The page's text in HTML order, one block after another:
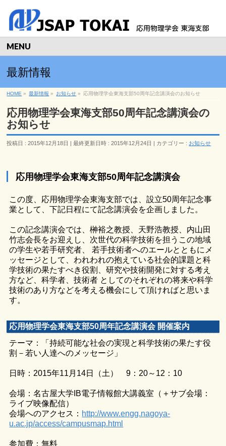
MENU
最新情報
HOME » 最新情報 » お知らせ » 応用物理学会東海支部50周年記念講演会のお知らせ
応用物理学会東海支部50周年記念講演会の
お知らせ
投稿日 : 2015年12月18日 最終更新日時 : 2015年12月24日 カテゴリー : お知らせ
応用物理学会東海支部50周年記念講演会
この度、応用物理学会東海支部では、設立50周年記念事
業として、下記日程にて記念講演会を企画しました。
この記念講演会では、榊裕之教授、天野浩教授、内山田
竹志会長をお迎えし、次世代の科学技術を担うこの地域
の学生や若手研究者、 若手技術者へのエールとともにメ
ッセージとして、われわれの抱えている社会的課題と科
学技術の果たすべき役割、研究や技術開発に対する考え
方など、科学者、技術者 としてのそれぞれの将来や科学
技術のあり方などを考える機会にして頂ければと思いま
す。
応用物理学会東海支部50周年記念講演会 開催案内
テーマ：「持続可能な社会の実現と科学技術の果たす役
割－若い人達へのメッセージ」
日時：2015年11月14日（土） 9：20～12：10
会場：名古屋大学IB電子情報館大講義室（＋サブ会場：
ライブ映像配信）
会場へのアクセス： http://www.engg.nagoya-
u.ac.jp/access/campusmap.html
参加費：無料